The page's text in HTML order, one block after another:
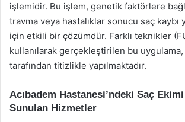
işlemidir. Bu işlem, genetik faktörlere
travma veya hastalıklar sonucu saç kaybı
için etkili bir çözümdür. Farklı teknikler
kullanılarak gerçekleştirilen bu
tarafından titizlikle yapılmaktadır.
Acıbadem Hastanesi’ndeki Saç Ekimi
Sunulan Hizmetler